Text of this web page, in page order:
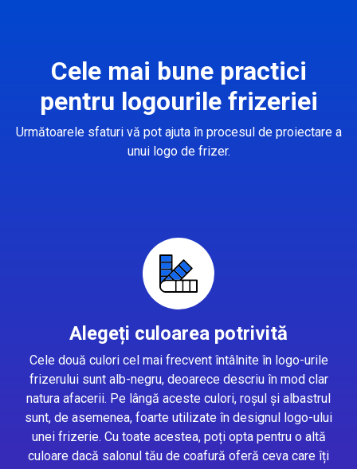
Cele mai bune practici
pentru logourile frizeriei
Următoarele sfaturi vă pot ajuta în procesul de proiectare a
unui logo de frizer.
Alegeți culoarea potrivită
Cele două culori cel mai frecvent întâlnite în logo-urile
frizerului sunt alb-negru, deoarece descriu în mod clar
natura afacerii. Pe lângă aceste culori, roșul și albastrul
sunt, de asemenea, foarte utilizate în designul logo-ului
unei frizerie. Cu toate acestea, poți opta pentru o altă
culoare dacă salonul tău de coafură oferă ceva care îți